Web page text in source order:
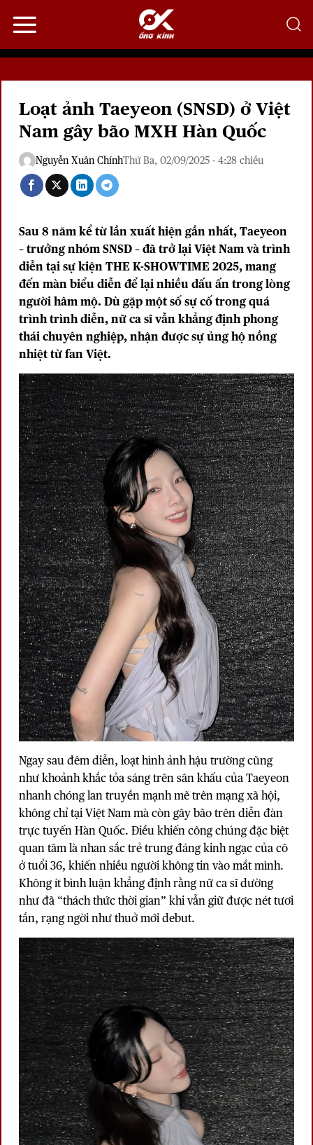
qua
dung
Loạt ảnh Taeyeon (SNSD) ở Việt
Nam gây bão MXH Hàn Quốc
Nguyễn Xuân ChínhThứ Ba, 02/09/2025 - 4:28 chiều
Sau 8 năm kể từ lần xuất hiện gần nhất, Taeyeon
– trưởng nhóm SNSD – đã trở lại Việt Nam và trình
diễn tại sự kiện THE K-SHOWTIME 2025, mang
đến màn biểu diễn để lại nhiều dấu ấn trong lòng
người hâm mộ. Dù gặp một số sự cố trong quá
trình trình diễn, nữ ca sĩ vẫn khẳng định phong
thái chuyên nghiệp, nhận được sự ủng hộ nồng
nhiệt từ fan Việt.
Ngay sau đêm diễn, loạt hình ảnh hậu trường cũng
như khoảnh khắc tỏa sáng trên sân khấu của Taeyeon
nhanh chóng lan truyền mạnh mẽ trên mạng xã hội,
không chỉ tại Việt Nam mà còn gây bão trên diễn đàn
trực tuyến Hàn Quốc. Điều khiến công chúng đặc biệt
quan tâm là nhan sắc trẻ trung đáng kinh ngạc của cô
ở tuổi 36, khiến nhiều người không tin vào mắt mình.
Không ít bình luận khẳng định rằng nữ ca sĩ dường
như đã “thách thức thời gian” khi vẫn giữ được nét tươi
tắn, rạng ngời như thuở mới debut.